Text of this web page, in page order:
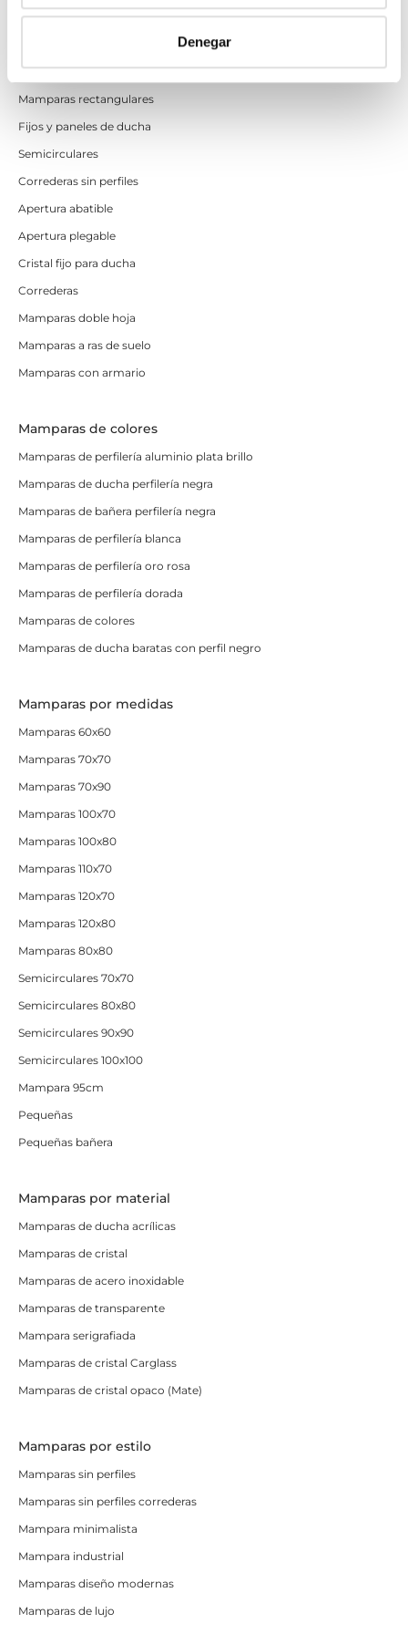
Denegar
Mamparas de ducha
Mamparas cuadradas
Mamparas rectangulares
Fijos y paneles de ducha
Semicirculares
Correderas sin perfiles
Apertura abatible
Apertura plegable
Cristal fijo para ducha
Correderas
Mamparas doble hoja
Mamparas a ras de suelo
Mamparas con armario
Mamparas de colores
Mamparas de perfilería aluminio plata brillo
Mamparas de ducha perfilería negra
Mamparas de bañera perfilería negra
Mamparas de perfilería blanca
Mamparas de perfilería oro rosa
Mamparas de perfilería dorada
Mamparas de colores
Mamparas de ducha baratas con perfil negro
Mamparas por medidas
Mamparas 60x60
Mamparas 70x70
Mamparas 70x90
Mamparas 100x70
Mamparas 100x80
Mamparas 110x70
Mamparas 120x70
Mamparas 120x80
Mamparas 80x80
Semicirculares 70x70
Semicirculares 80x80
Semicirculares 90x90
Semicirculares 100x100
Mampara 95cm
Pequeñas
Pequeñas bañera
Mamparas por material
Mamparas de ducha acrílicas
Mamparas de cristal
Mamparas de acero inoxidable
Mamparas de transparente
Mampara serigrafiada
Mamparas de cristal Carglass
Mamparas de cristal opaco (Mate)
Mamparas por estilo
Mamparas sin perfiles
Mamparas sin perfiles correderas
Mampara minimalista
Mampara industrial
Mamparas diseño modernas
Mamparas de lujo